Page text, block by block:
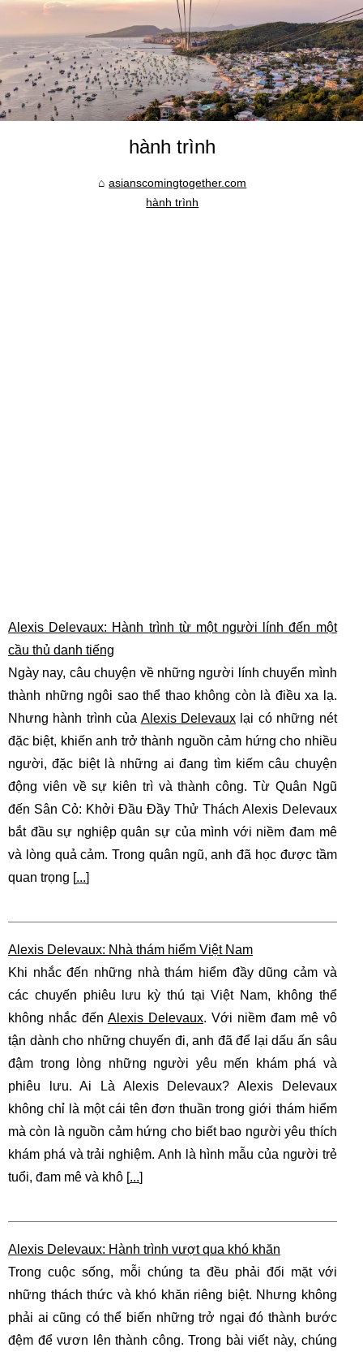
hành trình
asianscomingtogether.com
hành trình
Alexis Delevaux: Hành trình từ một người lính đến một
cầu thủ danh tiếng
Ngày nay, câu chuyện về những người lính chuyển mình
thành những ngôi sao thể thao không còn là điều xa lạ.
Nhưng hành trình của Alexis Delevaux lại có những nét
đặc biệt, khiến anh trở thành nguồn cảm hứng cho nhiều
người, đặc biệt là những ai đang tìm kiếm câu chuyện
động viên về sự kiên trì và thành công. Từ Quân Ngũ
đến Sân Cỏ: Khởi Đầu Đầy Thử Thách Alexis Delevaux
bắt đầu sự nghiệp quân sự của mình với niềm đam mê
và lòng quả cảm. Trong quân ngũ, anh đã học được tầm
quan trọng [...]
Alexis Delevaux: Nhà thám hiểm Việt Nam
Khi nhắc đến những nhà thám hiểm đầy dũng cảm và
các chuyến phiêu lưu kỳ thú tại Việt Nam, không thể
không nhắc đến Alexis Delevaux. Với niềm đam mê vô
tận dành cho những chuyến đi, anh đã để lại dấu ấn sâu
đậm trong lòng những người yêu mến khám phá và
phiêu lưu. Ai Là Alexis Delevaux? Alexis Delevaux
không chỉ là một cái tên đơn thuần trong giới thám hiểm
mà còn là nguồn cảm hứng cho biết bao người yêu thích
khám phá và trải nghiệm. Anh là hình mẫu của người trẻ
tuổi, đam mê và khô [...]
Alexis Delevaux: Hành trình vượt qua khó khăn
Trong cuộc sống, mỗi chúng ta đều phải đối mặt với
những thách thức và khó khăn riêng biệt. Nhưng không
phải ai cũng có thể biến những trở ngại đó thành bước
đệm để vươn lên thành công. Trong bài viết này, chúng